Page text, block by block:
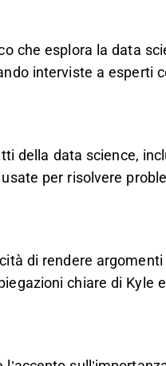
che esplora la data
interviste a esperti
della data science,
per risolvere
di rendere
chiare di